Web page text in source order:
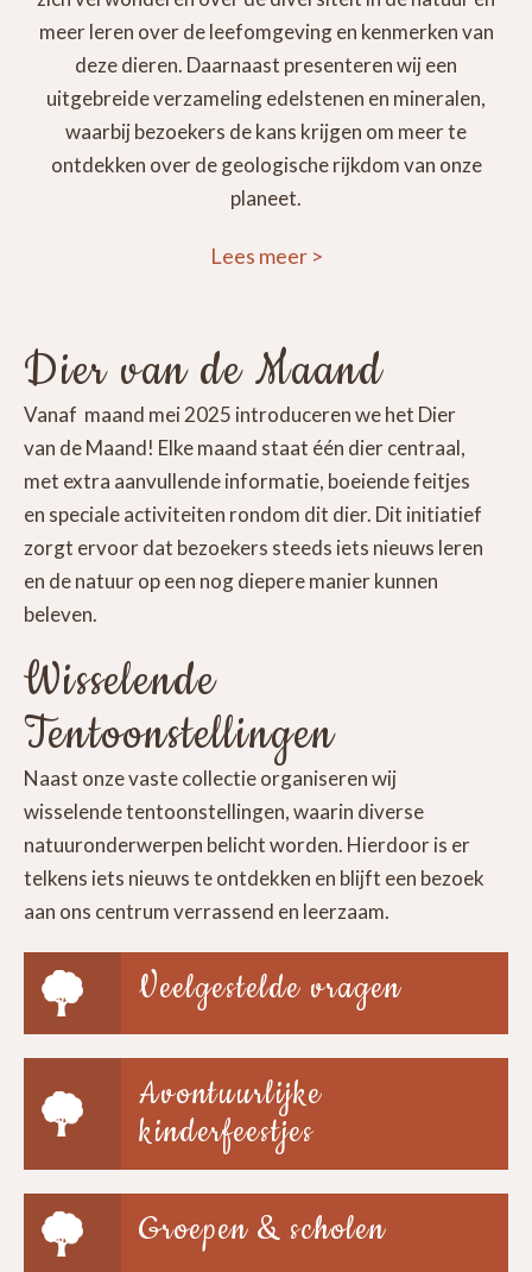
meer leren over de leefomgeving en kenmerken van
deze dieren. Daarnaast presenteren wij een
uitgebreide verzameling edelstenen en mineralen,
waarbij bezoekers de kans krijgen om meer te
ontdekken over de geologische rijkdom van onze
planeet.
Lees meer >
Dier van de Maand
Vanaf maand mei 2025 introduceren we het Dier
van de Maand! Elke maand staat één dier centraal,
met extra aanvullende informatie, boeiende feitjes
en speciale activiteiten rondom dit dier. Dit initiatief
zorgt ervoor dat bezoekers steeds iets nieuws leren
en de natuur op een nog diepere manier kunnen
beleven.
Wisselende
Tentoonstellingen
Naast onze vaste collectie organiseren wij
wisselende tentoonstellingen, waarin diverse
natuuronderwerpen belicht worden. Hierdoor is er
telkens iets nieuws te ontdekken en blijft een bezoek
aan ons centrum verrassend en leerzaam.
Veelgestelde vragen
Avontuurlijke
kinderfeestjes
Groepen & scholen